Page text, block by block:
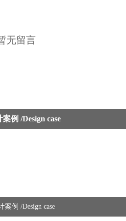
无留言
例 /Design case
案例 /Design case